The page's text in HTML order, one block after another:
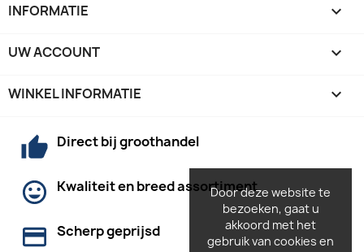
INFORMATIE 
UW ACCOUNT 
WINKEL INFORMATIE keyboard_arrow_down
Door deze website te
bezoeken, gaat u
akkoord met het
gebruik van cookies en
Direct bij groothandel
Kwaliteit en breed assortiment
Scherp geprijsd